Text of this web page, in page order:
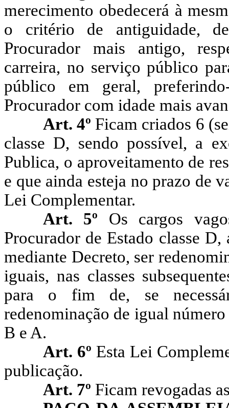
merecimento obedecerá à
o critério de antiguidade,
Procurador mais antigo,
carreira, no serviço público
público em geral,
Procurador com idade mais
Art. 4º Ficam criados 6
classe D, sendo possível, a
Publica, o aproveitamento de
e que ainda esteja no prazo de
Lei Complementar.
Art. 5º Os cargos
Procurador de Estado classe
mediante Decreto, ser
iguais, nas classes
para o fim de, se
redenominação de igual número
B e A.
Art. 6º Esta Lei
publicação.
Art. 7º Ficam revogadas